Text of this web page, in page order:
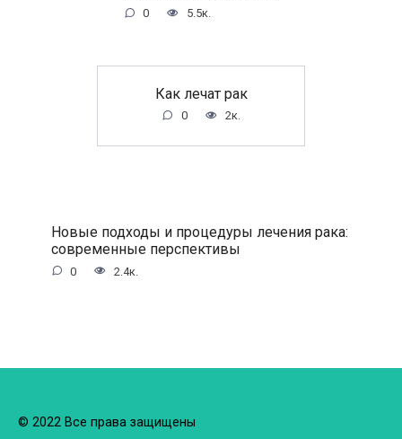
0 5.5к.
Как лечат рак
0 2к.
Новые подходы и процедуры лечения рака:
современные перспективы
0 2.4к.
© 2022 Все права защищены